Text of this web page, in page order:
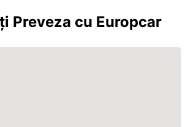
Preveza cu Europcar